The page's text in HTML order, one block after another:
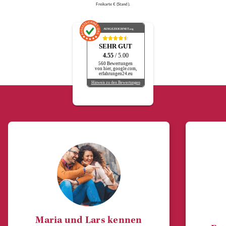
Freikarte € (Stand ).
AUSGEZEICHNET.org
SEHR GUT
4.55 / 5.00
560 Bewertungen
von hier, google.com,
erfahrungen24.eu
Hinweis zu den Bewertungen
Maria und Lars kennen